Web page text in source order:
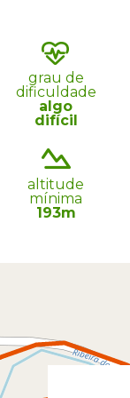
grau de
dificuldade
algo
difícil
altitude
mínima
193m